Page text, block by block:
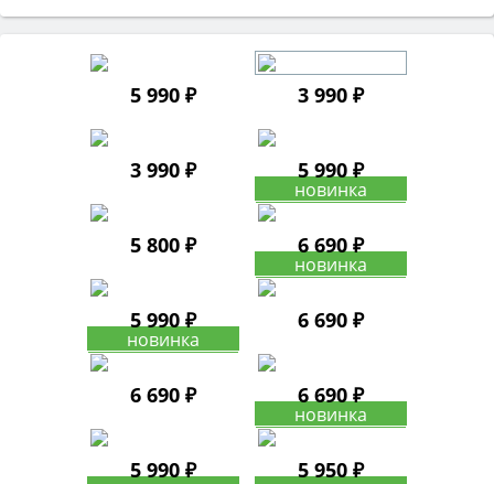
5 990 ₽ 3 990 ₽
3 990 ₽ 5 990 ₽
5 800 ₽ 6 690 ₽
5 990 ₽ 6 690 ₽
6 690 ₽ 6 690 ₽
5 990 ₽ 5 950 ₽